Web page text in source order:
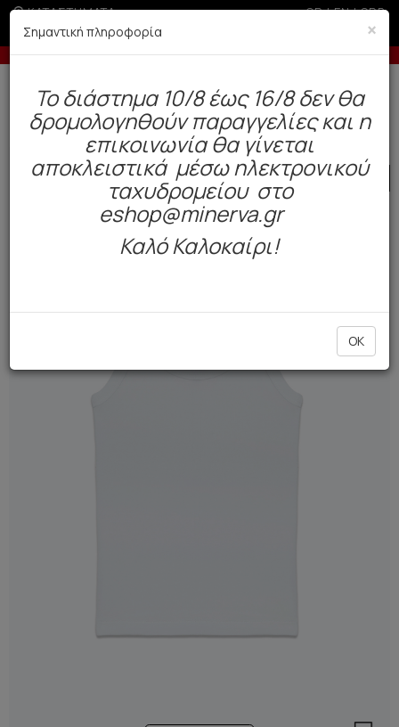
ΚΑΤΑΣΤΗΜΑΤΑ GR|EN|SRB
6 άτοκες δόσεις με πιστωτική άνω των 100€
Δωρεάν αποστολή άνω των 49€. Παράδοση σε 3-5 εργάσιμες.
Παιδί Αγόρι Φανελάκια
SALE
×
Σημαντική πληροφορία
To διάστημα 10/8 έως 16/8 δεν θα
δρομολογηθούν παραγγελίες και η
επικοινωνία θα γίνεται
αποκλειστικά μέσω ηλεκτρονικού
ταχυδρομείου στο
eshop@minerva.gr
Καλό Καλοκαίρι!
OK